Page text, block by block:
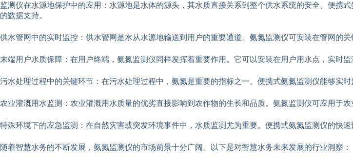
监测仪在水源地保护中的应用：水源地是水体的源头，其水质直接关系到整个供水系统的安全。便携
的数据支持。
供水管网中的实时监控：供水管网是水从水源地输送到用户的重要通道。氨氮监测仪可安装在管网的
末端用户水质保障：在用户终端，氨氮监测仪同样发挥着重要作用。它可以安装在用户用水点，实时
污水处理过程中的关键环节：在污水处理过程中，氨氮是重要的指标之一。便携式氨氮监测仪能够实
农业灌溉用水监测：农业灌溉用水质量的优劣直接影响到农作物的生长和品质。氨氮监测仪可应用于
特殊环境下的应急监测：在自然灾害或突发环境事件中，水质监测尤为重要。便携式氨氮监测仪的快速
随着智慧水务的不断发展，氨氮监测仪的市场前景十分广阔。以下是对智慧水务未来发展的行业洞察：